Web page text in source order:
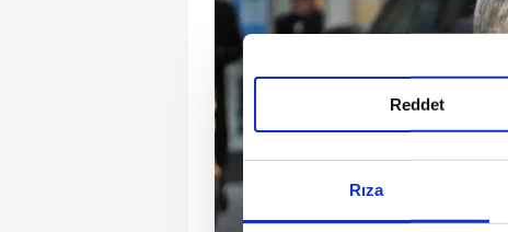
Rıza
Reddet